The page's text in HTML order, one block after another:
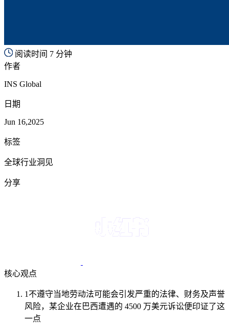
阅读时间 7 分钟
作者
INS Global
日期
Jun 16,2025
标签
全球行业洞见
分享
核心观点
1 不遵守当地劳动法可能会引发严重的法律、财务及声誉
风险，某企业在巴西遭遇的 4500 万美元诉讼便印证了这
一点